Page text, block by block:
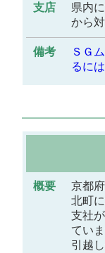
県内
から
ＳＧ
るに
要
京都
北町
支社
ていま
引越